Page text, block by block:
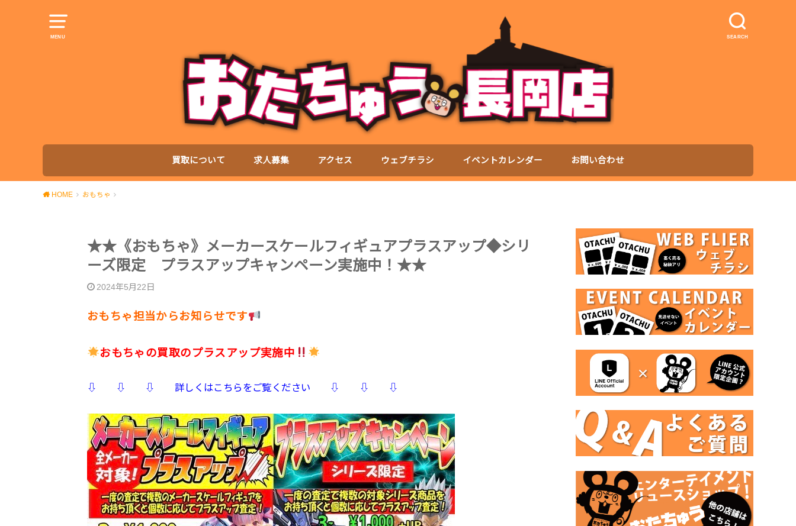
MENU SEARCH
買取について 求人募集 アクセス ウェブチラシ イベントカレンダー お問い合わせ
HOME おもちゃ
★★《おもちゃ》メーカースケールフィギュアプラスアップ◆シリ
ーズ限定 プラスアップキャンペーン実施中！★★
2024年5月22日
おもちゃ担当からお知らせです
おもちゃの買取のプラスアップ実施中
⇩ ⇩ ⇩ 詳しくはこちらをご覧ください ⇩ ⇩ ⇩